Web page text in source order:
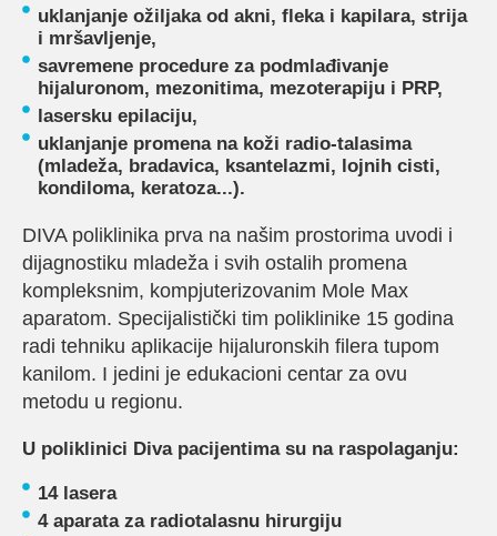
uklanjanje ožiljaka od akni, fleka i kapilara, strija
i mršavljenje,
savremene procedure za podmlađivanje
hijaluronom, mezonitima, mezoterapiju i PRP,
lasersku epilaciju,
uklanjanje promena na koži radio-talasima
(mladeža, bradavica, ksantelazmi, lojnih cisti,
kondiloma, keratoza...).
DIVA poliklinika prva na našim prostorima uvodi i
dijagnostiku mladeža i svih ostalih promena
kompleksnim, kompjuterizovanim Mole Max
aparatom. Specijalistički tim poliklinike 15 godina
radi tehniku aplikacije hijaluronskih filera tupom
kanilom. I jedini je edukacioni centar za ovu
metodu u regionu.
U poliklinici Diva pacijentima su na raspolaganju:
14 lasera
4 aparata za radiotalasnu hirurgiju